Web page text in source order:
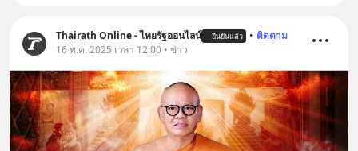
Thairath Online - ไทยรัฐออนไลน์ ยืนยันแล้ว • ติดตาม
16 พ.ค. 2025 เวลา 12:00 • ข่าว